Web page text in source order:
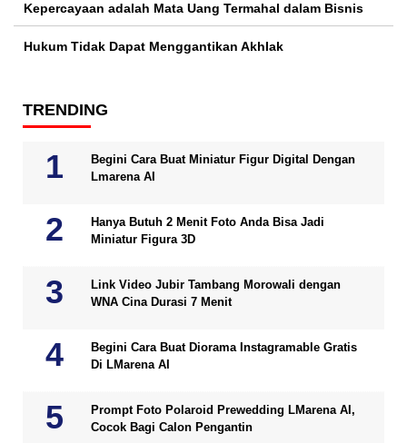
Kepercayaan adalah Mata Uang Termahal dalam Bisnis
Hukum Tidak Dapat Menggantikan Akhlak
TRENDING
Begini Cara Buat Miniatur Figur Digital Dengan
Lmarena AI
Hanya Butuh 2 Menit Foto Anda Bisa Jadi
Miniatur Figura 3D
Link Video Jubir Tambang Morowali dengan
WNA Cina Durasi 7 Menit
Begini Cara Buat Diorama Instagramable Gratis
Di LMarena AI
Prompt Foto Polaroid Prewedding LMarena AI,
Cocok Bagi Calon Pengantin